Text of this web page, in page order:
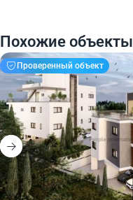
Похожие объекты
Проверенный объект